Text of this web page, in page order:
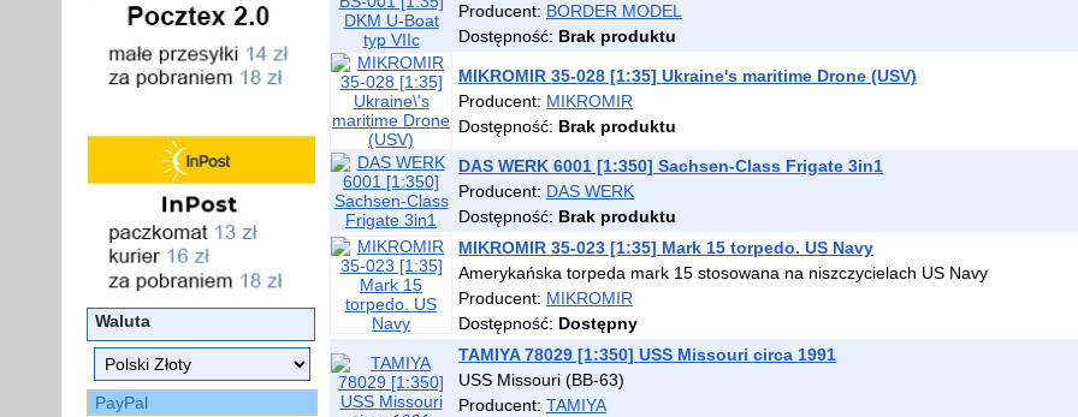
Waluta
PayPal
Producent: BORDER MODEL
Dostępność: Brak produktu
MIKROMIR 35-028 [1:35] Ukraine's maritime Drone (USV)
Producent: MIKROMIR
Dostępność: Brak produktu
DAS WERK 6001 [1:350] Sachsen-Class Frigate 3in1
Producent: DAS WERK
Dostępność: Brak produktu
MIKROMIR 35-023 [1:35] Mark 15 torpedo. US Navy
Amerykańska torpeda mark 15 stosowana na niszczycielach US Navy
Producent: MIKROMIR
Dostępność: Dostępny
TAMIYA 78029 [1:350] USS Missouri circa 1991
USS Missouri (BB-63)
Producent: TAMIYA